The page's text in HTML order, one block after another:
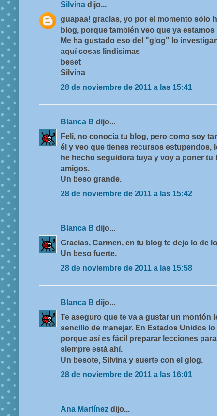
Silvina dijo...
guapaa! gracias, yo por el momento sólo
blog, porque también veo que ya
Me ha gustado eso del "glog" lo
aquí cosas lindísimas
beset
Silvina
28 de noviembre de 2011 a las 15:41
Blanca B dijo...
Feli, no conocía tu blog, pero como soy
él y veo que tienes recursos estupendos,
he hecho seguidora tuya y voy a poner tu
amigos.
Un beso grande.
28 de noviembre de 2011 a las 15:42
Blanca B dijo...
Gracias, Carmen, en tu blog te dejo lo de
Un beso fuerte.
28 de noviembre de 2011 a las 15:58
Blanca B dijo...
Te aseguro que te va a gustar un montón
sencillo de manejar. En Estados Unidos
porque así es fácil preparar lecciones
siempre está ahí.
Un besote, Silvina y suerte con el glog.
28 de noviembre de 2011 a las 16:01
Ana Martínez dijo...